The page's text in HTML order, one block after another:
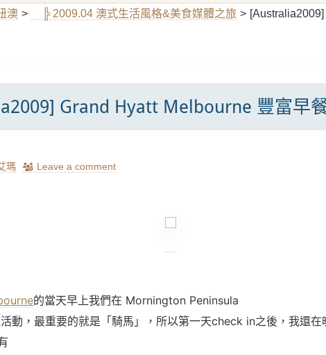
澳 > ╠ 2009.04 澳式生活風格&美食媒體之旅 >
Grand Hyatt Melbourne 豐富早
瑪 Leave a comment
的當天早上我們在 Mornington Peninsula
動，最重要的就是「騎馬」，所以第一天check in之後，我還在